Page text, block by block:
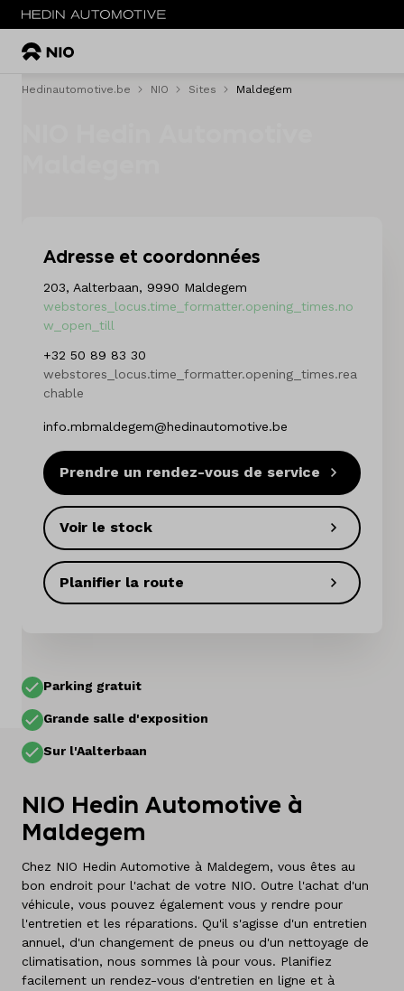
Menu
Sites
Contact
Offres d'emploi
Vergelijken
Sites
Marques
Services
Pays
Belgique
Néerlandais
Français
Hedinautomotive.be NIO Sites Maldegem
Adresse et coordonnées
203, Aalterbaan, 9990 Maldegem
webstores_locus.time_formatter.opening_times.no
w_open_till
+32 50 89 83 30
webstores_locus.time_formatter.opening_times.rea
chable
info.mbmaldegem@hedinautomotive.be
Prendre un rendez-vous de service
Voir le stock
Planifier la route
Parking gratuit
Grande salle d'exposition
Sur l'Aalterbaan
NIO Hedin Automotive à
Maldegem
Chez NIO Hedin Automotive à Maldegem, vous êtes au
bon endroit pour l'achat de votre NIO. Outre l'achat d'un
véhicule, vous pouvez également vous y rendre pour
l'entretien et les réparations. Qu'il s'agisse d'un entretien
annuel, d'un changement de pneus ou d'un nettoyage de
climatisation, nous sommes là pour vous. Planifiez
facilement un rendez-vous d'entretien en ligne et à